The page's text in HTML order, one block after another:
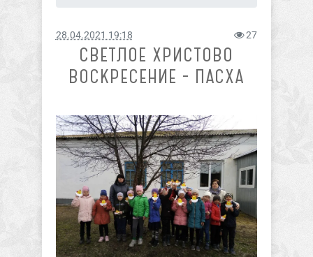
28.04.2021 19:18 27
СВЕТЛОЕ ХРИСТОВО
ВОСКРЕСЕНИЕ - ПАСХА